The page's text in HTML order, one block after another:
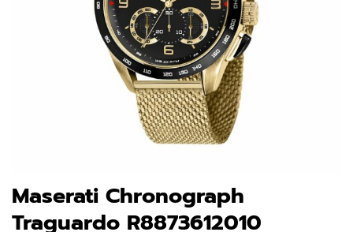
Maserati Chronograph
Traguardo R8873612010